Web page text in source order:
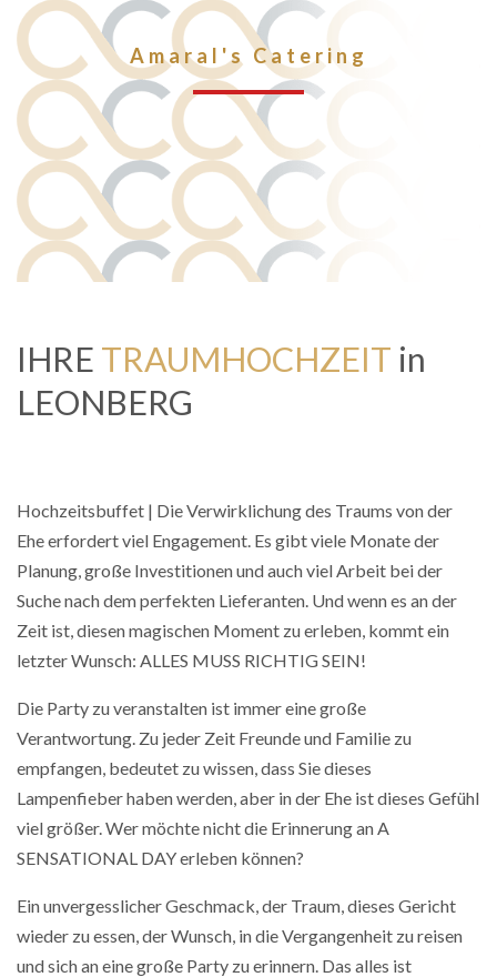
Amaral's Catering
IHRE TRAUMHOCHZEIT in
LEONBERG
Hochzeitsbuffet | Die Verwirklichung des Traums von der
Ehe erfordert viel Engagement. Es gibt viele Monate der
Planung, große Investitionen und auch viel Arbeit bei der
Suche nach dem perfekten Lieferanten. Und wenn es an der
Zeit ist, diesen magischen Moment zu erleben, kommt ein
letzter Wunsch: ALLES MUSS RICHTIG SEIN!
Die Party zu veranstalten ist immer eine große
Verantwortung. Zu jeder Zeit Freunde und Familie zu
empfangen, bedeutet zu wissen, dass Sie dieses
Lampenfieber haben werden, aber in der Ehe ist dieses Gefühl
viel größer. Wer möchte nicht die Erinnerung an A
SENSATIONAL DAY erleben können?
Ein unvergesslicher Geschmack, der Traum, dieses Gericht
wieder zu essen, der Wunsch, in die Vergangenheit zu reisen
und sich an eine große Party zu erinnern. Das alles ist